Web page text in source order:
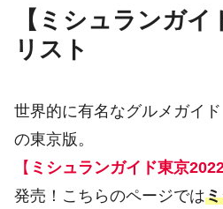
【ミシュランガ
リスト
世界的に有名なグルメガイド
の東京版。
【 ミシュランガイド東京
発売！こちらのページでは